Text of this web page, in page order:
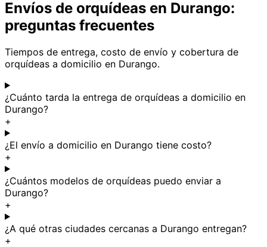
Envíos de orquídeas en Durango:
preguntas frecuentes
Tiempos de entrega, costo de envío y cobertura de
orquídeas a domicilio en Durango.
¿Cuánto tarda la entrega de orquídeas a domicilio en
Durango?
+
¿El envío a domicilio en Durango tiene costo?
+
¿Cuántos modelos de orquídeas puedo enviar a
Durango?
+
¿A qué otras ciudades cercanas a Durango entregan?
+